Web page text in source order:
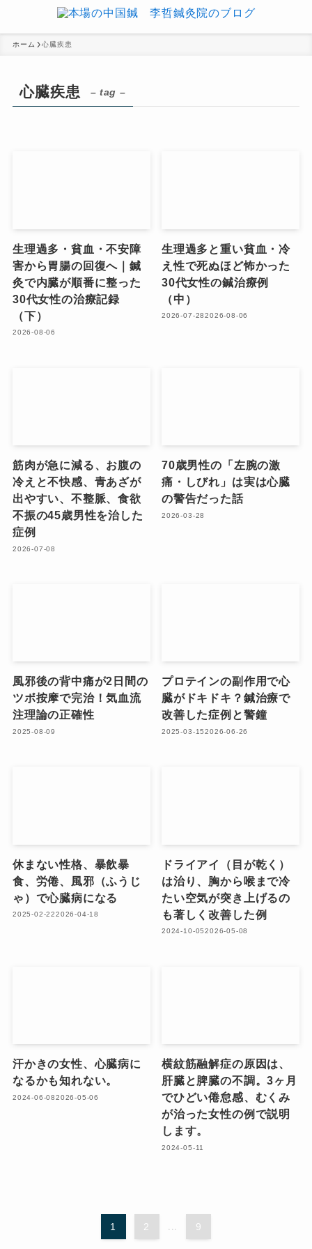
ホーム 心臓疾患
心臓疾患 – tag –
生理過多・貧血・不安障
害から胃腸の回復へ｜鍼
灸で内臓が順番に整った
30代女性の治療記録
（下）
2026-08-06
生理過多と重い貧血・冷
え性で死ぬほど怖かった
30代女性の鍼治療例
（中）
2026-07-282026-08-06
筋肉が急に減る、お腹の
冷えと不快感、青あざが
出やすい、不整脈、食欲
不振の45歳男性を治した
症例
2026-07-08
70歳男性の「左腕の激
痛・しびれ」は実は心臓
の警告だった話
2026-03-28
風邪後の背中痛が2日間の
ツボ按摩で完治！気血流
注理論の正確性
2025-08-09
プロテインの副作用で心
臓がドキドキ？鍼治療で
改善した症例と警鐘
2025-03-152026-06-26
休まない性格、暴飲暴
食、労倦、風邪（ふうじ
ゃ）で心臓病になる
2025-02-222026-04-18
ドライアイ（目が乾く）
は治り、胸から喉まで冷
たい空気が突き上げるの
も著しく改善した例
2024-10-052026-05-08
汗かきの女性、心臓病に
なるかも知れない。
2024-06-082026-05-06
横紋筋融解症の原因は、
肝臓と脾臓の不調。3ヶ月
でひどい倦怠感、むくみ
が治った女性の例で説明
します。
2024-05-11
1 2 9